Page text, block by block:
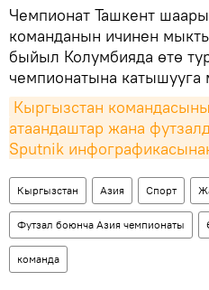
Чемпионат Ташкент
команданын ичинен
быйыл Колумбияда өтө
чемпионатына катышууга
Кыргызстан
атаандаштар жана
Sputnik
Кыргызстан Азия Спорт
Футзал боюнча Азия чемпионаты
команда